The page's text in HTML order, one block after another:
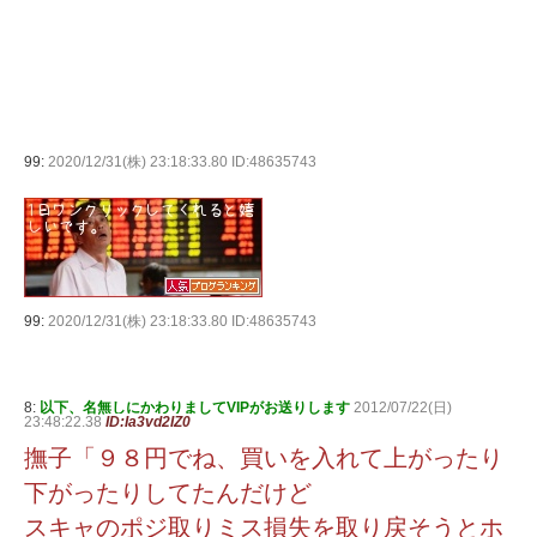
99: 2020/12/31(株) 23:18:33.80 ID:48635743
99: 2020/12/31(株) 23:18:33.80 ID:48635743
8: 以下、名無しにかわりましてVIPがお送りします 2012/07/22(日)
23:48:22.38 ID:Ia3vd2IZ0
撫子「９８円でね、買いを入れて上がったり
下がったりしてたんだけど
スキャのポジ取りミス損失を取り戻そうとホ